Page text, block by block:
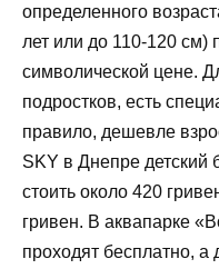
определенного
лет или до 110-120 см)
символической цене.
подростков, есть
правило, дешевле
SKY в Днепре детский
стоить около 420
гривен. В аквапарке
проходят бесплатно, а